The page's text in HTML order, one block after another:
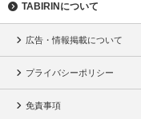
TABIRINについて
広告・情報掲載について
プライバシーポリシー
免責事項